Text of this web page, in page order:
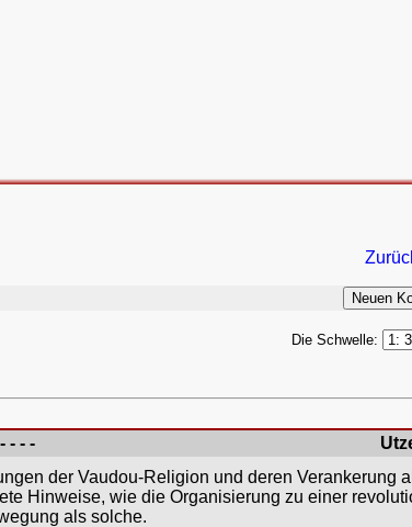
Die Schwelle:
- - -
der Vaudou-Religion und deren
Hinweise, wie die Organisierung zu einer
als solche.